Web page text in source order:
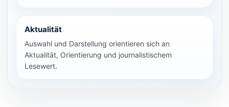
Aktualität
Auswahl und Darstellung orientieren sich an
Aktualität, Orientierung und journalistischem
Lesewert.